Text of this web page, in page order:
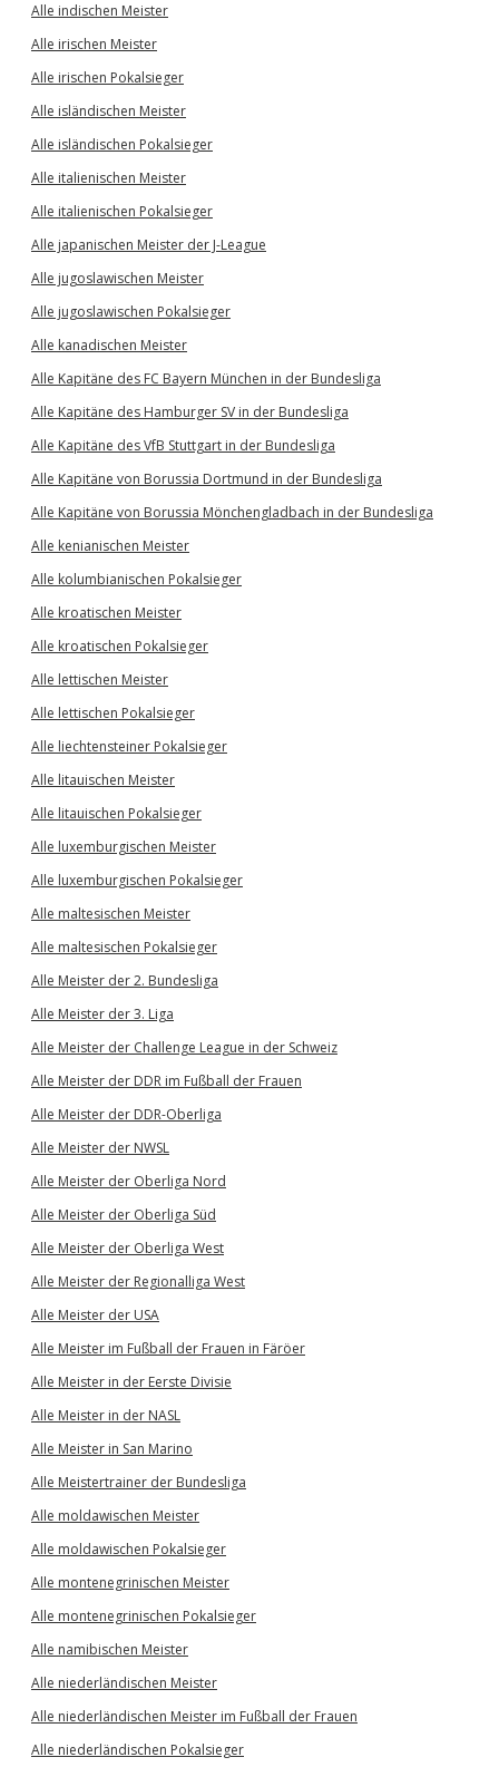
Alle indischen Meister
Alle irischen Meister
Alle irischen Pokalsieger
Alle isländischen Meister
Alle isländischen Pokalsieger
Alle italienischen Meister
Alle italienischen Pokalsieger
Alle japanischen Meister der J-League
Alle jugoslawischen Meister
Alle jugoslawischen Pokalsieger
Alle kanadischen Meister
Alle Kapitäne des FC Bayern München in der Bundesliga
Alle Kapitäne des Hamburger SV in der Bundesliga
Alle Kapitäne des VfB Stuttgart in der Bundesliga
Alle Kapitäne von Borussia Dortmund in der Bundesliga
Alle Kapitäne von Borussia Mönchengladbach in der Bundesliga
Alle kenianischen Meister
Alle kolumbianischen Pokalsieger
Alle kroatischen Meister
Alle kroatischen Pokalsieger
Alle lettischen Meister
Alle lettischen Pokalsieger
Alle liechtensteiner Pokalsieger
Alle litauischen Meister
Alle litauischen Pokalsieger
Alle luxemburgischen Meister
Alle luxemburgischen Pokalsieger
Alle maltesischen Meister
Alle maltesischen Pokalsieger
Alle Meister der 2. Bundesliga
Alle Meister der 3. Liga
Alle Meister der Challenge League in der Schweiz
Alle Meister der DDR im Fußball der Frauen
Alle Meister der DDR-Oberliga
Alle Meister der NWSL
Alle Meister der Oberliga Nord
Alle Meister der Oberliga Süd
Alle Meister der Oberliga West
Alle Meister der Regionalliga West
Alle Meister der USA
Alle Meister im Fußball der Frauen in Färöer
Alle Meister in der Eerste Divisie
Alle Meister in der NASL
Alle Meister in San Marino
Alle Meistertrainer der Bundesliga
Alle moldawischen Meister
Alle moldawischen Pokalsieger
Alle montenegrinischen Meister
Alle montenegrinischen Pokalsieger
Alle namibischen Meister
Alle niederländischen Meister
Alle niederländischen Meister im Fußball der Frauen
Alle niederländischen Pokalsieger